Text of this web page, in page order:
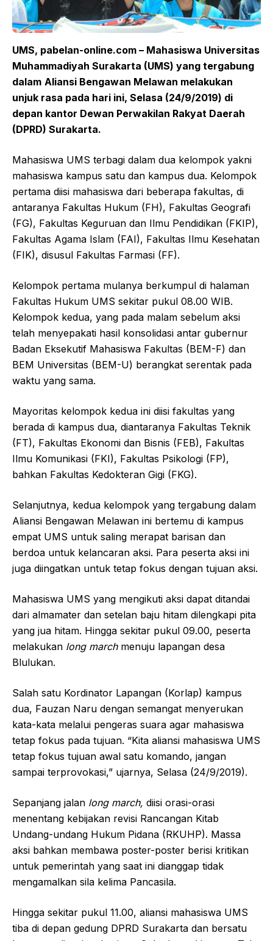
UMS, pabelan-online.com – Mahasiswa Universitas
Muhammadiyah Surakarta (UMS) yang tergabung
dalam Aliansi Bengawan Melawan melakukan
unjuk rasa pada hari ini, Selasa (24/9/2019) di
depan kantor Dewan Perwakilan Rakyat Daerah
(DPRD) Surakarta.
Mahasiswa UMS terbagi dalam dua kelompok yakni
mahasiswa kampus satu dan kampus dua. Kelompok
pertama diisi mahasiswa dari beberapa fakultas, di
antaranya Fakultas Hukum (FH), Fakultas Geografi
(FG), Fakultas Keguruan dan Ilmu Pendidikan (FKIP),
Fakultas Agama Islam (FAI), Fakultas Ilmu Kesehatan
(FIK), disusul Fakultas Farmasi (FF).
Kelompok pertama mulanya berkumpul di halaman
Fakultas Hukum UMS sekitar pukul 08.00 WIB.
Kelompok kedua, yang pada malam sebelum aksi
telah menyepakati hasil konsolidasi antar gubernur
Badan Eksekutif Mahasiswa Fakultas (BEM-F) dan
BEM Universitas (BEM-U) berangkat serentak pada
waktu yang sama.
Mayoritas kelompok kedua ini diisi fakultas yang
berada di kampus dua, diantaranya Fakultas Teknik
(FT), Fakultas Ekonomi dan Bisnis (FEB), Fakultas
Ilmu Komunikasi (FKI), Fakultas Psikologi (FP),
bahkan Fakultas Kedokteran Gigi (FKG).
Selanjutnya, kedua kelompok yang tergabung dalam
Aliansi Bengawan Melawan ini bertemu di kampus
empat UMS untuk saling merapat barisan dan
berdoa untuk kelancaran aksi. Para peserta aksi ini
juga diingatkan untuk tetap fokus dengan tujuan aksi.
Mahasiswa UMS yang mengikuti aksi dapat ditandai
dari almamater dan setelan baju hitam dilengkapi pita
yang jua hitam. Hingga sekitar pukul 09.00, peserta
melakukan long march menuju lapangan desa
Blulukan.
Salah satu Kordinator Lapangan (Korlap) kampus
dua, Fauzan Naru dengan semangat menyerukan
kata-kata melalui pengeras suara agar mahasiswa
tetap fokus pada tujuan. “Kita aliansi mahasiswa UMS
tetap fokus tujuan awal satu komando, jangan
sampai terprovokasi,” ujarnya, Selasa (24/9/2019).
Sepanjang jalan long march, diisi orasi-orasi
menentang kebijakan revisi Rancangan Kitab
Undang-undang Hukum Pidana (RKUHP). Massa
aksi bahkan membawa poster-poster berisi kritikan
untuk pemerintah yang saat ini dianggap tidak
mengamalkan sila kelima Pancasila.
Hingga sekitar pukul 11.00, aliansi mahasiswa UMS
tiba di depan gedung DPRD Surakarta dan bersatu